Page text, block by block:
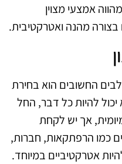
אמצעי מצוין
בצורה מהנה ואטרקטיבית.
החשובים הוא בחירת
יכול להיות כל דבר, החל
אך יש לקחת
כמו הרפתקאות, חברות,
אטרקטיביים במיוחד.